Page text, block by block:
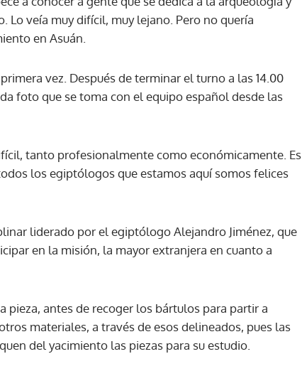
a nuestro boletín.
ACEPTAR
Lo veía muy difícil, muy lejano. Pero no quería
en Asuán.
vez. Después de terminar el turno a las 14.00
foto que se toma con el equipo español desde las
tanto profesionalmente como económicamente. Es
los egiptólogos que estamos aquí somos felices
liderado por el egiptólogo Alejandro Jiménez, que
en la misión, la mayor extranjera en cuanto a
antes de recoger los bártulos para partir a
materiales, a través de esos delineados, pues las
del yacimiento las piezas para su estudio.